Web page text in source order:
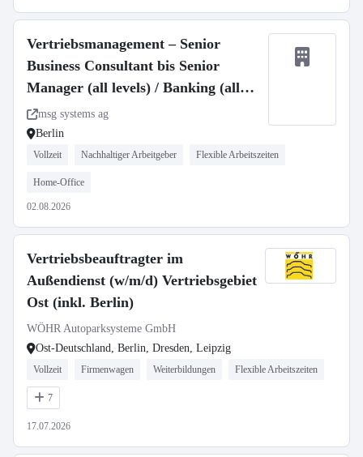
Vertriebsmanagement – Senior
Business Consultant bis Senior
Manager (all levels) / Banking (all
genders)
msg systems ag
Berlin
Vollzeit Nachhaltiger Arbeitgeber Flexible Arbeitszeiten
Home-Office
02.08.2026
Vertriebsbeauftragter im
Außendienst (w/m/d) Vertriebsgebiet
Ost (inkl. Berlin)
WÖHR Autoparksysteme GmbH
Ost-Deutschland, Berlin, Dresden, Leipzig
Vollzeit Firmenwagen Weiterbildungen Flexible Arbeitszeiten
7
17.07.2026